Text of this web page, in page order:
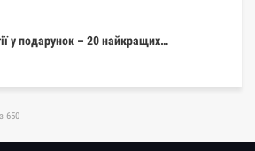
у подарунок – 20 найкращих…
650